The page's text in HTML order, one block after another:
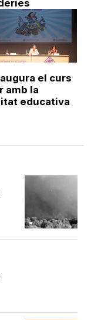
el curs
amb la
educativa